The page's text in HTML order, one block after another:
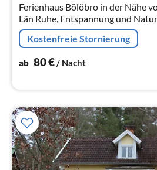
Ferienhaus Bölöbro in der Nähe
Län Ruhe, Entspannung und
Kostenfreie Stornierung
ab 80€/ Nacht